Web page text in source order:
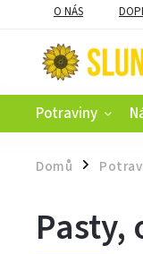
O NÁS
Potraviny
Domů /
Pasty,